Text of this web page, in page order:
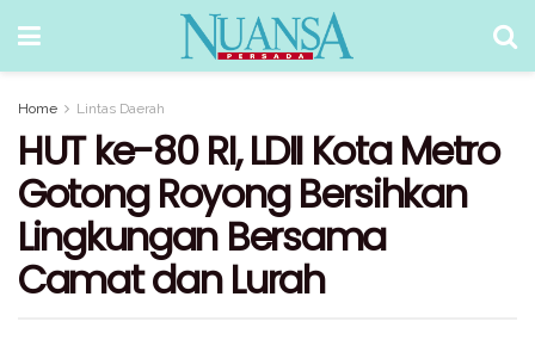
Home Lintas Daerah
HUT ke-80 RI, LDII Kota Metro
Gotong Royong Bersihkan
Lingkungan Bersama
Camat dan Lurah